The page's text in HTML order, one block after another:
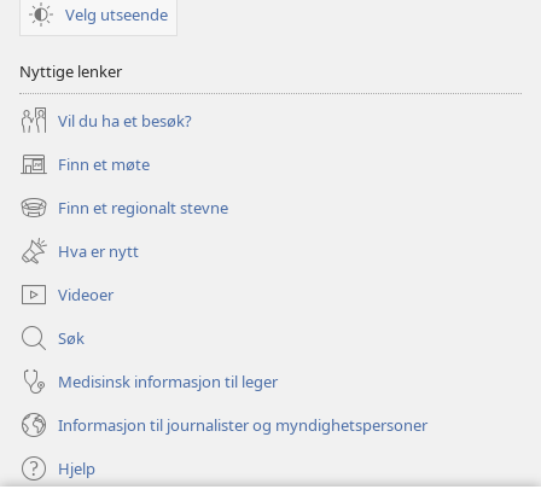
Velg utseende
Nyttige lenker
Vil du ha et besøk?
Finn et møte
(åpner
nytt
vindu)
Finn et regionalt stevne
(åpner
nytt
vindu)
Hva er nytt
Videoer
Søk
Medisinsk informasjon til leger
Informasjon til journalister og myndighetspersoner
Hjelp